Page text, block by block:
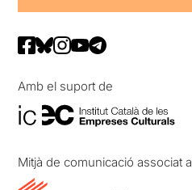
Amb el suport de
Mitjà de comunicació associat a